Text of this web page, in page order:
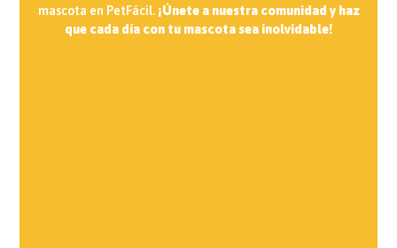
mascota en PetFácil. ¡Únete a nuestra comunidad y haz
que cada día con tu mascota sea inolvidable!